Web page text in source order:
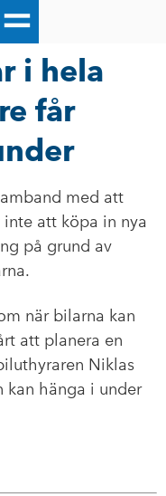
i hela
får
med att
att köpa in nya
på grund av
när bilarna kan
att planera en
Niklas
kan hänga i under